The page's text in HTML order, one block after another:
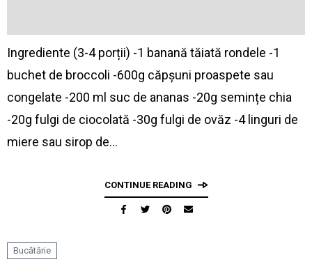
Ingrediente (3-4 porții) -1 banană tăiată rondele -1
buchet de broccoli -600g căpșuni proaspete sau
congelate -200 ml suc de ananas -20g semințe chia
-20g fulgi de ciocolată -30g fulgi de ovăz -4 linguri de
miere sau sirop de…
CONTINUE READING
Bucătărie